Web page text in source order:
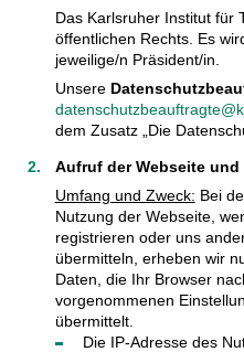
Das Karlsruher Institut für
öffentlichen Rechts. Es
jeweilige/n Präsident/in.
Unsere
dem Zusatz „Die
Aufruf der Webseite und
Umfang und Zweck: Bei
Nutzung der Webseite,
registrieren oder uns
übermitteln, erheben wir
Daten, die Ihr Browser
vorgenommenen
übermittelt.
Die IP-Adresse des